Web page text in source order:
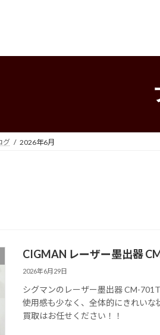
グ 2026年6月
CIGMAN レーザー墨出器
2026年6月29日
シグマンのレーザー墨出器 CM-
使用感も少なく、全体的にきれいな
買取はお任せください！！